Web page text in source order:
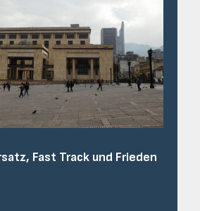
Fast Track und Frieden